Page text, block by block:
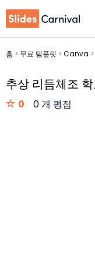
홈 > 무료 템플릿 > Canva >
추상 리듬체조
0 0 개 평점